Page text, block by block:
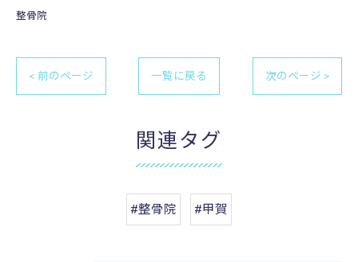
整骨院
< 前のページ 一覧に戻る 次のページ >
関連タグ
#整骨院 #甲賀